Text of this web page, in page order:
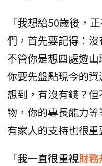
「我想給50歲後，
們，首先要記得：
不管你是想四處遊山
你要先盤點現今的
想到，有沒有錢？
物，你的專長能力
有家人的支持也很重
「我一直很重視財務